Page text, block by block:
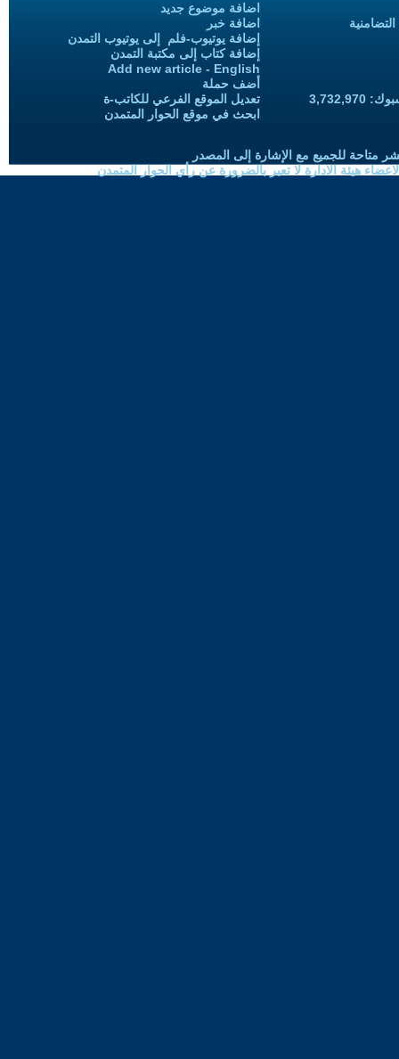
اضافة موضوع جديد
اضافة خبر
إضافة يوتيوب-فلم إلى يوتيوب التمدن
إضافة كتاب إلى مكتبة التمدن
Add new article - English
أضف حملة
تعديل الموقع الفرعي للكاتب-ة
ابحث في موقع الحوار المتمدن
متاحة للجميع مع الإشارة إلى المصدر
هيئة الادارة لا تعبر بالضرورة عن رأي الحوار المتمدن